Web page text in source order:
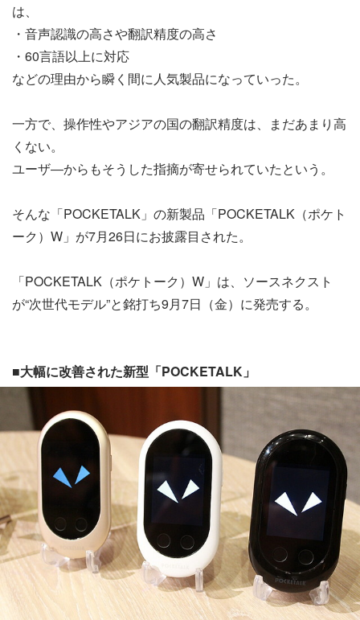
は、
・音声認識の高さや翻訳精度の高さ
・60言語以上に対応
などの理由から瞬く間に人気製品になっていった。
一方で、操作性やアジアの国の翻訳精度は、まだあまり高
くない。
ユーザ―からもそうした指摘が寄せられていたという。
そんな「POCKETALK」の新製品「POCKETALK（ポケト
ーク）W」が7月26日にお披露目された。
「POCKETALK（ポケトーク）W」は、ソースネクスト
が“次世代モデル”と銘打ち9月7日（金）に発売する。
■大幅に改善された新型「POCKETALK」